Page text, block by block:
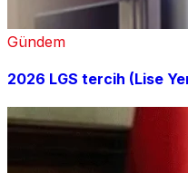
Gündem
2026 LGS tercih (Lise